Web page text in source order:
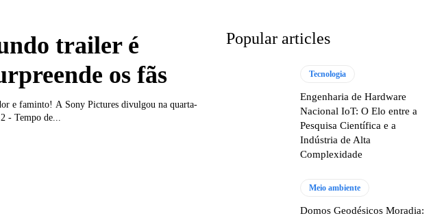
trailer é
os fãs
e faminto! A Sony Pictures divulgou na quarta-
- Tempo de...
Popular articles
Tecnologia
Engenharia de Hardware
Nacional IoT: O Elo entre a
Pesquisa Científica e a
Indústria de Alta
Complexidade
Meio ambiente
Domos Geodésicos Moradia: